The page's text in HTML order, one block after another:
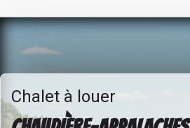
Chalet à louer